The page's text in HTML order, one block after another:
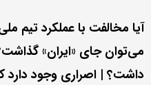
آیا مخالفت با عملکرد تیم
می‌توان جای «ایران»
داشت؟ | اصراری وجود دارد